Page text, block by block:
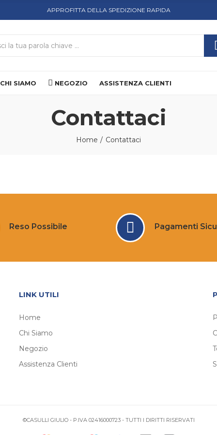
APPROFITTA DELLA SPEDIZIONE RAPIDA
CHI SIAMO NEGOZIO ASSISTENZA CLIENTI
Contattaci
Home Contattaci
Reso Possibile Pagamenti
LINK UTILI
Home
Chi Siamo
Negozio
Assistenza Clienti
©CASULLI GIULIO - P.IVA 02416000723 - TUTTI I DIRITTI RISERVATI